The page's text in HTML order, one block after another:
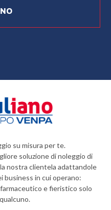
su misura per te.
soluzione di noleggio di
nostra clientela adattandole
business in cui operano:
e fieristico solo